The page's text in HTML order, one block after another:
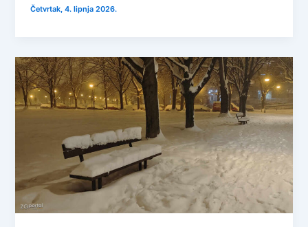
Četvrtak, 4. lipnja 2026.